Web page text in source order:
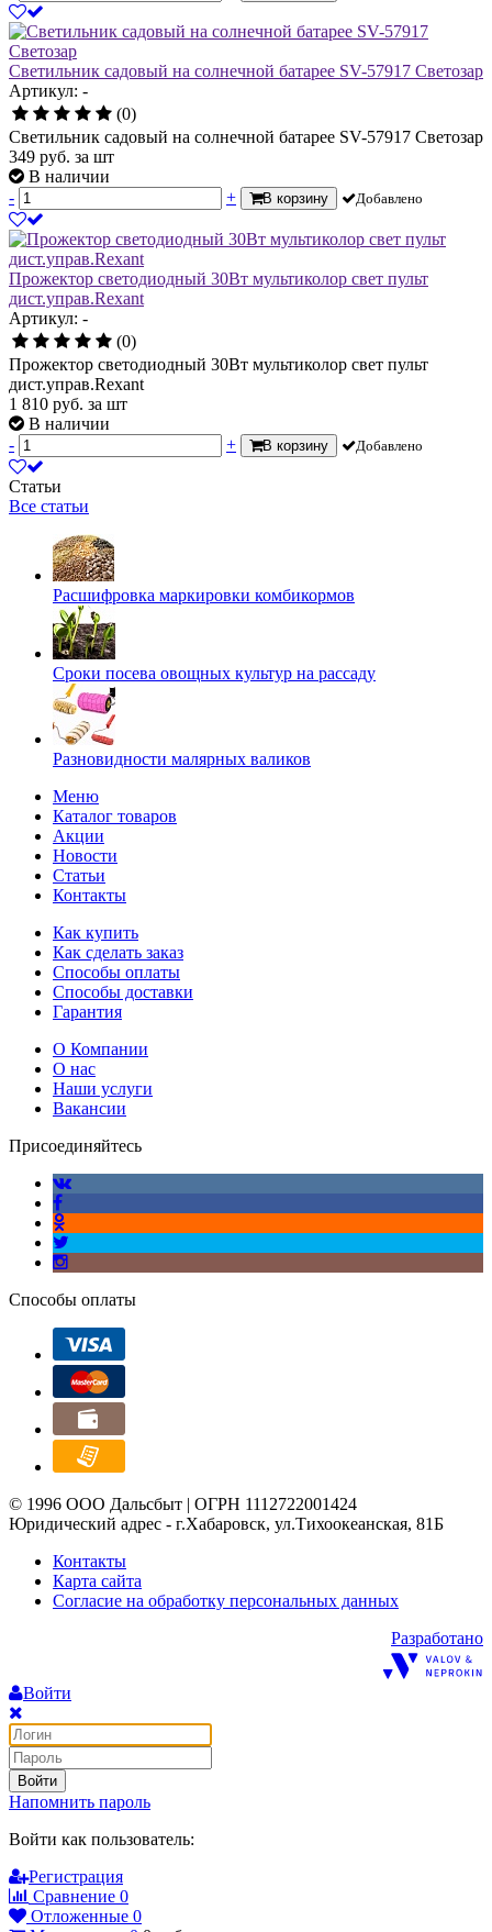
Светильник садовый на солнечной батарее SV-57917 Cветозар
Артикул: -
(0)
Светильник садовый на солнечной батарее SV-57917 Cветозар
349 руб. за шт
В наличии
-
+ В корзину Добавлено
Прожектор светодиодный 30Вт мультиколор свет пульт
дист.управ.Rexant
Артикул: -
(0)
Прожектор светодиодный 30Вт мультиколор свет пульт
дист.управ.Rexant
1 810 руб. за шт
В наличии
-
+ В корзину Добавлено
Статьи
Все статьи
Расшифровка маркировки комбикормов
Сроки посева овощных культур на рассаду
Разновидности малярных валиков
Меню
Каталог товаров
Акции
Новости
Статьи
Контакты
Как купить
Как сделать заказ
Способы оплаты
Способы доставки
Гарантия
О Компании
О нас
Наши услуги
Вакансии
Присоединяйтесь
Способы оплаты
© 1996 ООО Дальсбыт | ОГРН 1112722001424
Юридический адрес - г.Хабаровск, ул.Тихоокеанская, 81Б
Контакты
Карта сайта
Согласие на обработку персональных данных
Разработано
Войти
Войти
Напомнить пароль
Войти как пользователь:
Регистрация
Сравнение 0
Отложенные 0